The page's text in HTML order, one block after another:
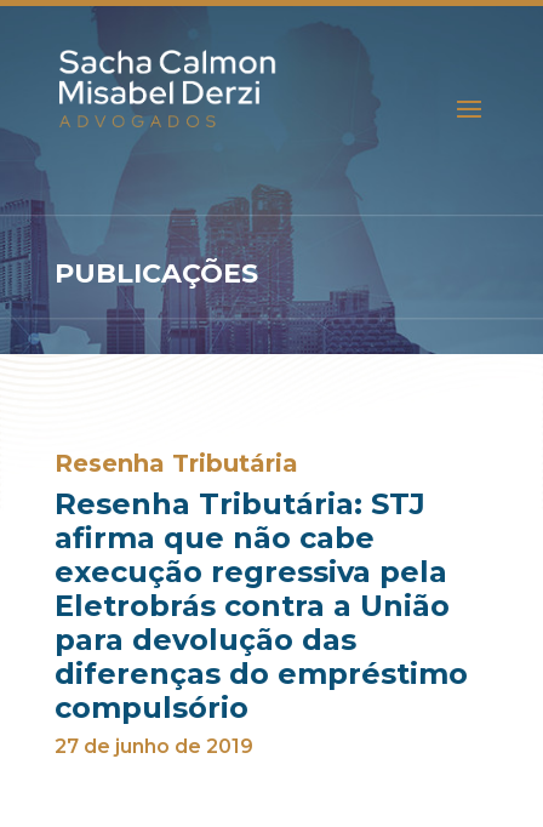
PUBLICAÇÕES
Resenha Tributária
Resenha Tributária: STJ
afirma que não cabe
execução regressiva pela
Eletrobrás contra a União
para devolução das
diferenças do empréstimo
compulsório
27 de junho de 2019